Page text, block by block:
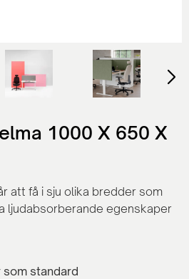
1000 X 650 X
att få i sju olika bredder som
ljudabsorberande egenskaper
som standard